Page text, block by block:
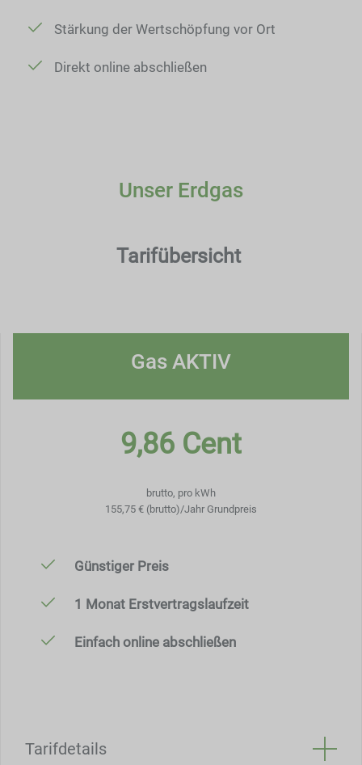
Stärkung der Wertschöpfung vor Ort
Direkt online abschließen
Unser Erdgas
Tarifübersicht
Gas AKTIV
9,86 Cent
brutto, pro kWh
155,75 € (brutto)/Jahr Grundpreis
Günstiger Preis
1 Monat Erstvertragslaufzeit
Einfach online abschließen
Tarifdetails